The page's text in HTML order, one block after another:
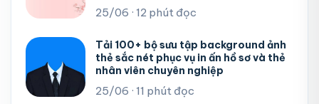
25/06 · 12 phút đọc
Tải 100+ bộ sưu tập background ảnh
thẻ sắc nét phục vụ in ấn hồ sơ và thẻ
nhân viên chuyên nghiệp
25/06 · 11 phút đọc